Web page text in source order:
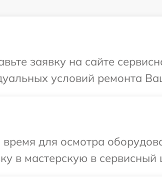
заявку на сайте
условий ремонта
для осмотра
в мастерскую в сервисный